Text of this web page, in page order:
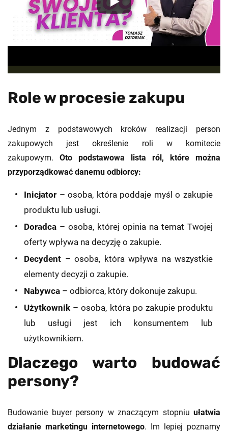
Role w procesie zakupu
Jednym z podstawowych kroków realizacji person
zakupowych jest określenie roli w komitecie
zakupowym. Oto podstawowa lista ról, które można
przyporządkować danemu odbiorcy:
Inicjator – osoba, która poddaje myśl o zakupie
produktu lub usługi.
Doradca – osoba, której opinia na temat Twojej
oferty wpływa na decyzję o zakupie.
Decydent – osoba, która wpływa na wszystkie
elementy decyzji o zakupie.
Nabywca – odbiorca, który dokonuje zakupu.
Użytkownik – osoba, która po zakupie produktu
lub usługi jest ich konsumentem lub
użytkownikiem.
Dlaczego warto budować
persony?
Budowanie buyer persony w znaczącym stopniu ułatwia
działanie marketingu internetowego. Im lepiej poznamy